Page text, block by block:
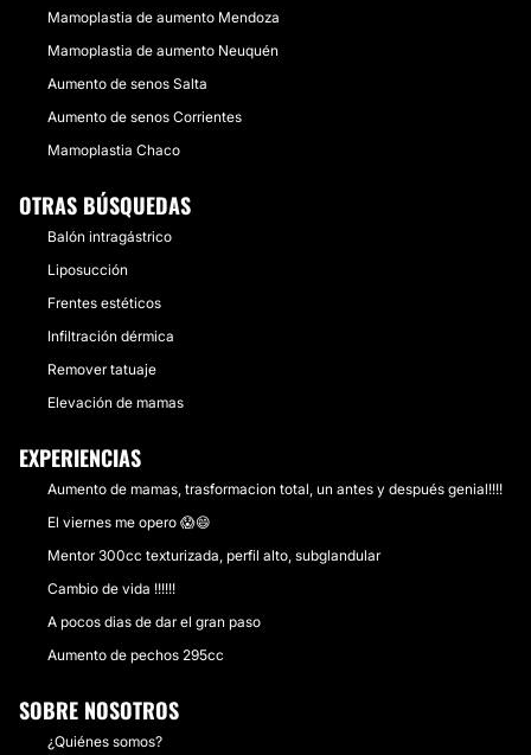
Mamoplastia de aumento Mendoza
Mamoplastia de aumento Neuquén
Aumento de senos Salta
Aumento de senos Corrientes
Mamoplastia Chaco
OTRAS BÚSQUEDAS
Balón intragástrico
Liposucción
Frentes estéticos
Infiltración dérmica
Remover tatuaje
Elevación de mamas
EXPERIENCIAS
Aumento de mamas, trasformacion total, un antes y después genial!!!!
El viernes me opero 😱😄
Mentor 300cc texturizada, perfil alto, subglandular
Cambio de vida !!!!!!
A pocos dias de dar el gran paso
Aumento de pechos 295cc
SOBRE NOSOTROS
¿Quiénes somos?